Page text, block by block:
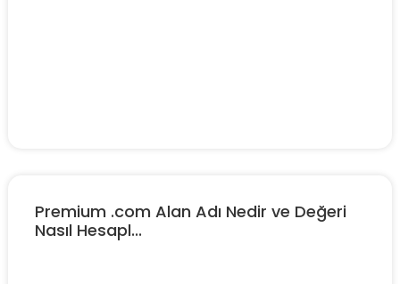
Premium .com Alan Adı Nedir ve Değeri
Nasıl Hesapl...